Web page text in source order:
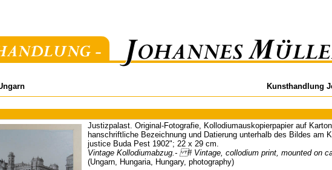
Kunsthandlung
Justizpalast. Original-Fotografie, Kollodiumauskopierpapier auf
hanschriftliche Bezeichnung und Datierung unterhalb des Bildes am
justice Buda Pest 1902"; 22 x 29 cm.
Vintage Kollodiumabzug.- # Vintage, collodium print, mounted on
(Ungarn, Hungaria, Hungary, photography)